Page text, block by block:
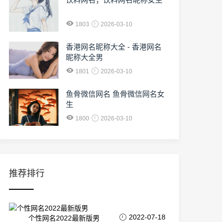
1803 2026-03-10
香港网名昵称大全 - 香港网名
昵称大全男
1801 2026-03-10
鱼骨微信网名 鱼骨微信网名女
生
1800 2026-03-10
推荐排行
个性网名2022最新版男 2022-07-18